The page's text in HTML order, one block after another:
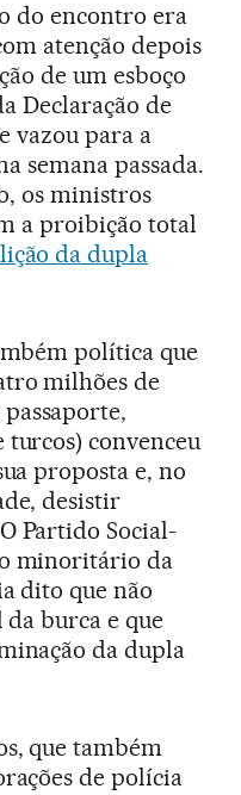
do encontro era
atenção depois
de um esboço
Declaração de
vazou para a
semana passada.
os ministros
a proibição total
da dupla
política que
milhões de
convenceu
proposta e, no
desistir
Partido Social-
minoritário da
dito que não
burca e que
da dupla
que também
de polícia